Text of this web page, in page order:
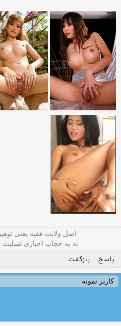
اصل ولایت فقیه یعنی‌
نه به حجاب اجباری تسلیت
پاسخ بازگفت
کاربر نمونه